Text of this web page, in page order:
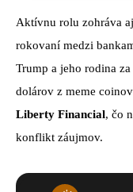
Aktívnu rolu zohráva aj
rokovaní medzi
Trump a jeho rodina
dolárov z meme
Liberty Financial, čo
konflikt záujmov.